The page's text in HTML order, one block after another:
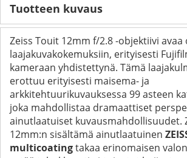
Tuotteen kuvaus
Zeiss Touit 12mm f/2.8 -objektiivi
laajakuvakokemuksiin, erityisesti
kameraan yhdistettynä. Tämä
erottuu erityisesti maisema- ja
arkkitehtuurikuvauksessa 99 asteen
joka mahdollistaa dramaattiset
ainutlaatuiset kuvausmahdollisuudet.
12mm:n sisältämä ainutlaatuinen
multicoatingtakaa erinomaisen